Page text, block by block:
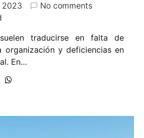
2023
No comments
traducirse en falta de
organización y deficiencias en
En…